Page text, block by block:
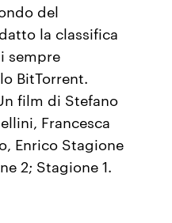
del
la classifica
sempre
BitTorrent.
film di Stefano
Francesca
Enrico Stagione
2; Stagione 1.